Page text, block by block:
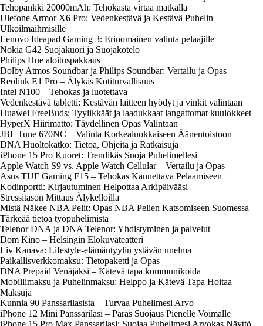
Tehopankki 20000mAh: Tehokasta virtaa matkalla
Ulefone Armor X6 Pro: Vedenkestävä ja Kestävä Puhelin
Ulkoilmaihmisille
Lenovo Ideapad Gaming 3: Erinomainen valinta pelaajille
Nokia G42 Suojakuori ja Suojakotelo
Philips Hue aloituspakkaus
Dolby Atmos Soundbar ja Philips Soundbar: Vertailu ja Opas
Reolink E1 Pro – Älykäs Kotiturvallisuus
Intel N100 – Tehokas ja luotettava
Vedenkestävä tabletti: Kestävän laitteen hyödyt ja vinkit valintaan
Huawei FreeBuds: Tyylikkäät ja laadukkaat langattomat kuulokkeet
HyperX Hiirimatto: Täydellinen Opas Valintaan
JBL Tune 670NC – Valinta Korkealuokkaiseen Äänentoistoon
DNA Huoltokatko: Tietoa, Ohjeita ja Ratkaisuja
iPhone 15 Pro Kuoret: Trendikäs Suoja Puhelimellesi
Apple Watch S9 vs. Apple Watch Cellular – Vertailu ja Opas
Asus TUF Gaming F15 – Tehokas Kannettava Pelaamiseen
Kodinportti: Kirjautuminen Helpottaa Arkipäivääsi
Stressitason Mittaus Älykelloilla
Mistä Näkee NBA Pelit: Opas NBA Pelien Katsomiseen Suomessa
Tärkeää tietoa työpuhelimista
Telenor DNA ja DNA Telenor: Yhdistyminen ja palvelut
Dom Kino – Helsingin Elokuvateatteri
Liv Kanava: Lifestyle-elämäntyylin ystävän unelma
Paikallisverkkomaksu: Tietopaketti ja Opas
DNA Prepaid Venäjäksi – Kätevä tapa kommunikoida
Mobiilimaksu ja Puhelinmaksu: Helppo ja Kätevä Tapa Hoitaa
Maksuja
Kunnia 90 Panssarilasista – Turvaa Puhelimesi Arvo
iPhone 12 Mini Panssarilasi – Paras Suojaus Pienelle Voimalle
iPhone 15 Pro Max Panssarilasi: Suojaa Puhelimesi Arvokas Näyttö